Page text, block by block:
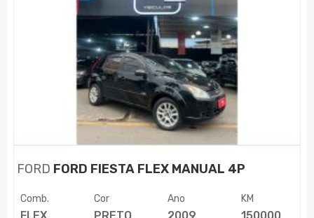
FORD FORD FIESTA FLEX MANUAL 4P
Comb. Cor Ano KM